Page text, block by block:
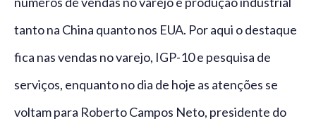
tanto na China quanto nos EUA. Por aqui o destaque
fica nas vendas no varejo, IGP-10 e pesquisa de
serviços, enquanto no dia de hoje as atenções se
voltam para Roberto Campos Neto, presidente do